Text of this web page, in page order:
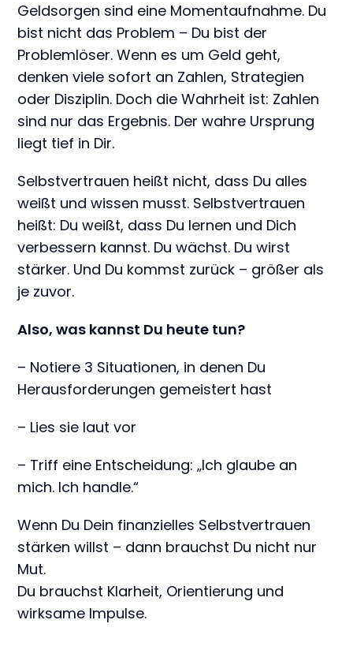
Geldsorgen sind eine Momentaufnahme. Du
bist nicht das Problem – Du bist der
Problemlöser. Wenn es um Geld geht,
denken viele sofort an Zahlen, Strategien
oder Disziplin. Doch die Wahrheit ist: Zahlen
sind nur das Ergebnis. Der wahre Ursprung
liegt tief in Dir.
Selbstvertrauen heißt nicht, dass Du alles
weißt und wissen musst. Selbstvertrauen
heißt: Du weißt, dass Du lernen und Dich
verbessern kannst. Du wächst. Du wirst
stärker. Und Du kommst zurück – größer als
je zuvor.
Also, was kannst Du heute tun?
– Notiere 3 Situationen, in denen Du
Herausforderungen gemeistert hast
– Lies sie laut vor
– Triff eine Entscheidung: „Ich glaube an
mich. Ich handle.“
Wenn Du Dein finanzielles Selbstvertrauen
stärken willst – dann brauchst Du nicht nur
Mut.
Du brauchst Klarheit, Orientierung und
wirksame Impulse.